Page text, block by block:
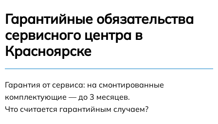
Гарантийные обязательства
сервисного центра в
Красноярске
Гарантия от сервиса: на смонтированные
комплектующие — до 3 месяцев.
Что считается гарантийным случаем?